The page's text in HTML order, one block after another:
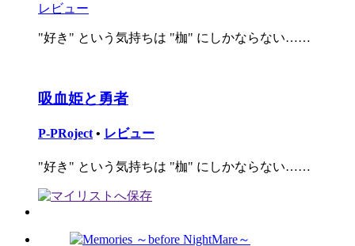
レビュー
"好き" という気持ちは "枷" にしかならない……
吸血姫と勇者
P-PRoject • レビュー
"好き" という気持ちは "枷" にしかならない……